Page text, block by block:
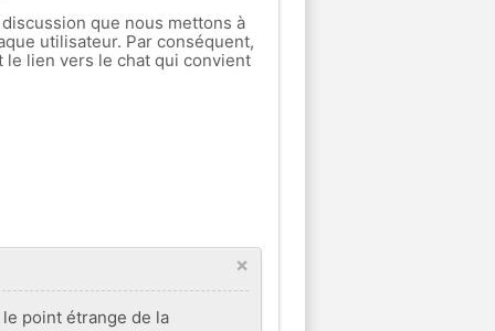
que nous mettons à
utilisateur. Par conséquent,
lien vers le chat qui convient
×
point étrange de la